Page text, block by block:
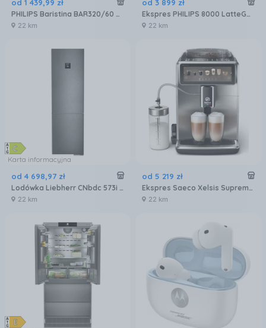
od 1 439,99 zł
PHILIPS Baristina BAR320/60 Podwójny pojemnik na ziarna czarny
22 km
od 3 899 zł
Ekspres PHILIPS 8000 LatteGo Pro EP8757/12
22 km
Karta informacyjna
od 4 698,97 zł
Lodówka Liebherr CNbdc 573i plus NoFrost z zamrażalnikiem dolnym 201,5 cm Czarna
22 km
od 5 219 zł
Ekspres Saeco Xelsis Suprema SM8885/00 Metalowy
22 km